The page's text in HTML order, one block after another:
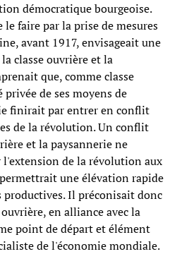
démocratique bourgeoise.
faire par la prise de mesures
avant 1917, envisageait une
classe ouvrière et la
que, comme classe
de ses moyens de
finirait par entrer en conflit
de la révolution. Un conflit
et la paysannerie ne
de la révolution aux
une élévation rapide
productives. Il préconisait donc
en alliance avec la
point de départ et élément
de l'économie mondiale.